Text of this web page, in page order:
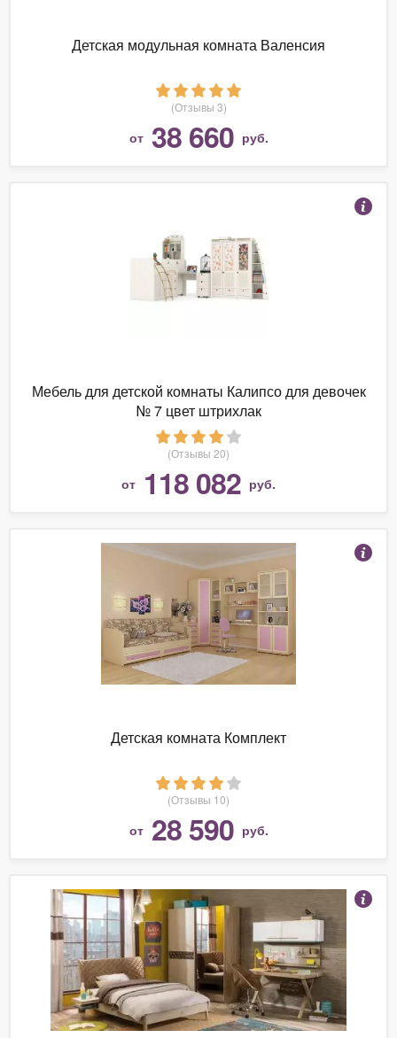
Детская модульная комната Валенсия
(Отзывы 3)
от 38 660 руб.
Мебель для детской комнаты Калипсо для девочек
№ 7 цвет штрихлак
(Отзывы 20)
от 118 082 руб.
Детская комната Комплект
(Отзывы 10)
от 28 590 руб.